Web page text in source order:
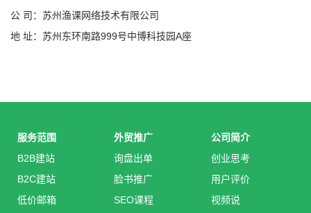
公 司：苏州渔课网络技术有限公司
地 址：苏州东环南路999号中博科技园A座
服务范围
B2B建站
B2C建站
低价邮箱
外贸推广
询盘出单
脸书推广
SEO课程
公司简介
创业思考
用户评价
视频说